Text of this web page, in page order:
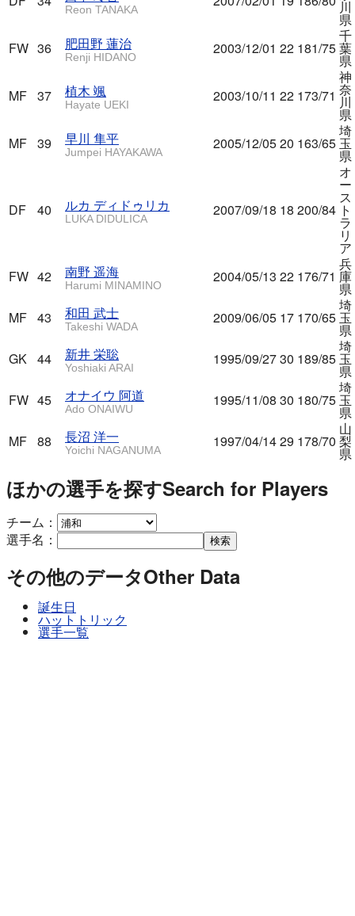
Reon TANAKA 川
県
FW 36 肥田野 蓮治
Renji HIDANO 2003/12/01 22 181/75
千
葉
県
MF 37 植木 颯
Hayate UEKI 2003/10/11 22 173/71
神
奈
川
県
MF 39 早川 隼平
Jumpei HAYAKAWA 2005/12/0520 163/65
埼
玉
県
DF 40 ルカ ディドゥリカ
LUKA DIDULICA 2007/09/18 18 200/84
オ
ー
ス
ト
ラ
リ
ア
FW 42 南野 遥海
Harumi MINAMINO 2004/05/13 22 176/71
兵
庫
県
MF 43 和田 武士
Takeshi WADA 2009/06/05 17 170/65
埼
玉
県
GK 44 新井 栄聡
Yoshiaki ARAI 1995/09/2730 189/85
埼
玉
県
FW 45 オナイウ 阿道
Ado ONAIWU 1995/11/08 30 180/75
埼
玉
県
MF 88 長沼 洋一
Yoichi NAGANUMA 1997/04/1429 178/70
山
梨
県
ほかの選手を探すSearch for Players
チーム：
選手名：
検索
その他のデータOther Data
誕生日
ハットトリック
選手一覧